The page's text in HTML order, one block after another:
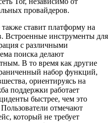
провайдеров.
ставит платформу на
Встроенные инструменты для
с различными
поиска делают
В то время как другие
набор функций,
ориентируясь на
поддержки работает
быстрее, чем это
отмечают
который не требует